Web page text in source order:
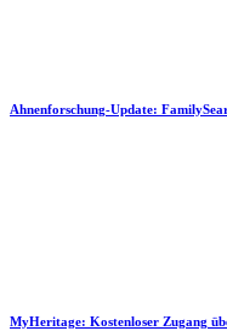
Ahnenforschung-Update:
MyHeritage: Kostenloser Zugang